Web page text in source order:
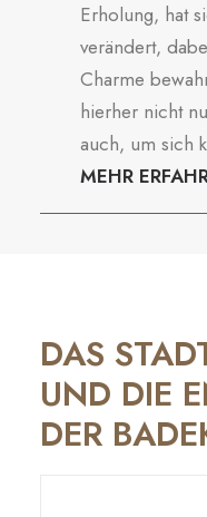
Erholung, hat
verändert,
Charme
hierher nicht
auch, um sich
MEHR
DAS
UND DIE
DER